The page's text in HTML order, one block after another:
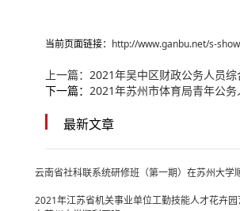
当前页面链接： http://www.ganbu.net/s-
上一篇： 2021年吴中区财政公务人员综
下一篇： 2021年苏州市体育局青年公务
最新文章
云南省社科联系统研修班（第一期）在苏州大学
2021年江苏省机关事业单位工勤技能人才花卉